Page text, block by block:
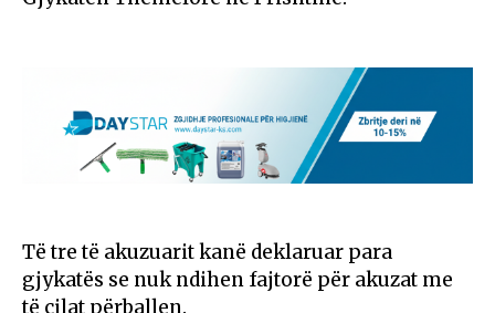
Të tre të akuzuarit kanë deklaruar para
gjykatës se nuk ndihen fajtorë për akuzat me
të cilat përballen.